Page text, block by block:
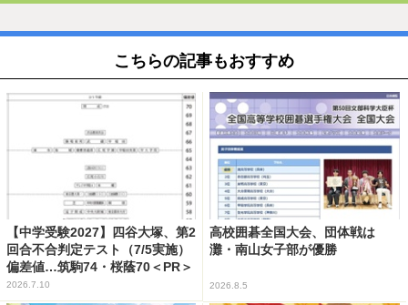
こちらの記事もおすすめ
【中学受験2027】四谷大塚、第2
回合不合判定テスト（7/5実施）
偏差値…筑駒74・桜蔭70＜PR＞
2026.7.10
高校囲碁全国大会、団体戦は
灘・南山女子部が優勝
2026.8.5